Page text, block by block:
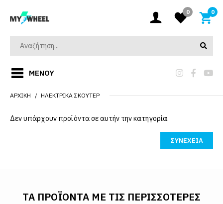
0 0
ΜΕΝΟΎ
ΑΡΧΙΚΉ ΗΛΕΚΤΡΙΚΆ ΣΚΟΎΤΕΡ
Δεν υπάρχουν προϊόντα σε αυτήν την κατηγορία.
ΣΥΝΈΧΕΙΑ
ΤΑ ΠΡΟΪΌΝΤΑ ΜΕ ΤΙΣ ΠΕΡΙΣΣΌΤΕΡΕΣ